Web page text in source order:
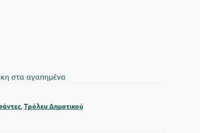
στα αγαπημένα
,Τρόλευ Δημοτικού